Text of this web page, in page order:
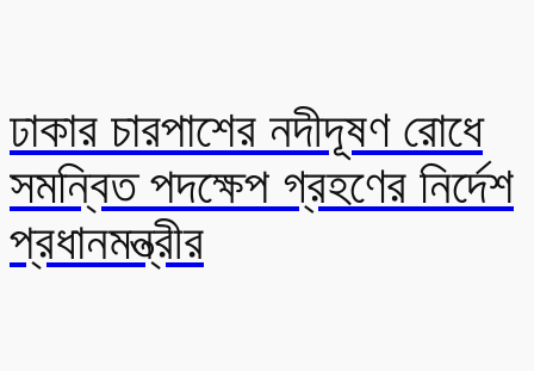
ঢাকার চারপাশের নদীদূষণ রোধে
সমন্বিত পদক্ষেপ গ্রহণের নির্দেশ
প্রধানমন্ত্রীর